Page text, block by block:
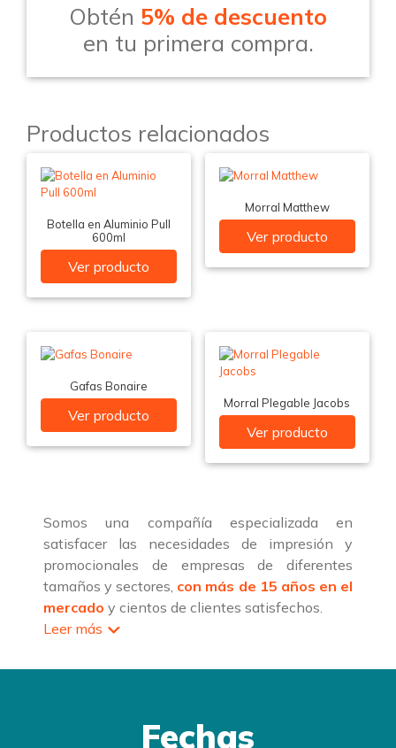
Obtén 5% de descuento
en tu primera compra.
Productos relacionados
Botella en Aluminio Pull
600ml
Ver producto
Morral Matthew
Ver producto
Gafas Bonaire
Ver producto
Morral Plegable Jacobs
Ver producto
Somos una compañía especializada en
satisfacer las necesidades de impresión y
promocionales de empresas de diferentes
tamaños y sectores, con más de 15 años en el
mercado y cientos de clientes satisfechos.
Leer más
Fechas